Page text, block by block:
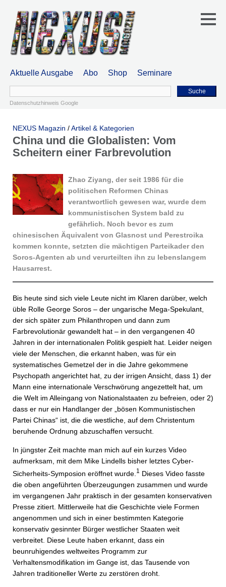
Aktuelle Ausgabe Abo Shop Seminare
Suche
Datenschutzhinweis Google
NEXUS Magazin /Artikel & Kategorien
China und die Globalisten: Vom
Scheitern einer Farbrevolution
Zhao Ziyang, der seit 1986 für die
politischen Reformen Chinas
verantwortlich gewesen war, wurde dem
kommunistischen System bald zu
gefährlich. Noch bevor es zum
chinesischen Äquivalent von Glasnost und Perestroika
kommen konnte, setzten die mächtigen Parteikader den
Soros-Agenten ab und verurteilten ihn zu lebenslangem
Hausarrest.
Bis heute sind sich viele Leute nicht im Klaren darüber, welch
üble Rolle George Soros – der ungarische Mega-Spekulant,
der sich später zum Philanthropen und dann zum
Farbrevolutionär gewandelt hat – in den vergangenen 40
Jahren in der internationalen Politik gespielt hat. Leider neigen
viele der Menschen, die erkannt haben, was für ein
systematisches Gemetzel der in die Jahre gekommene
Psychopath angerichtet hat, zu der irrigen Ansicht, dass 1) der
Mann eine internationale Verschwörung angezettelt hat, um
die Welt im Alleingang von Nationalstaaten zu befreien, oder 2)
dass er nur ein Handlanger der „bösen Kommunistischen
Partei Chinas“ ist, die die westliche, auf dem Christentum
beruhende Ordnung abzuschaffen versucht.
In jüngster Zeit machte man mich auf ein kurzes Video
aufmerksam, mit dem Mike Lindells bisher letztes Cyber-
Sicherheits-Symposion eröffnet wurde. 1
Dieses Video fasste
die oben angeführten Überzeugungen zusammen und wurde
im vergangenen Jahr praktisch in der gesamten konservativen
Presse zitiert. Mittlerweile hat die Geschichte viele Formen
angenommen und sich in einer bestimmten Kategorie
konservativ gesinnter Bürger westlicher Staaten weit
verbreitet. Diese Leute haben erkannt, dass ein
beunruhigendes weltweites Programm zur
Verhaltensmodifikation im Gange ist, das Tausende von
Jahren traditioneller Werte zu zerstören droht.